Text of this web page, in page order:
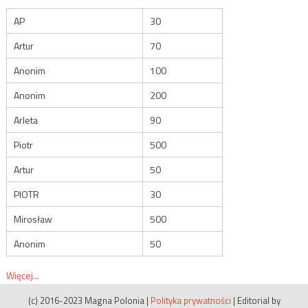
AP
30
Artur
70
Anonim
100
Anonim
200
Arleta
90
Piotr
500
Artur
50
PIOTR
30
Mirosław
500
Anonim
50
Więcej...
(c) 2016-2023 Magna Polonia | Polityka prywatności | Editorial by